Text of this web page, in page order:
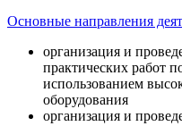
Основные направления
организация и
практических работ
использованием
оборудования
организация и